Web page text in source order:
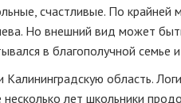
счастливые. По крайней
Но внешний вид может
в благополучной семье
Калининградскую область.
лет школьники